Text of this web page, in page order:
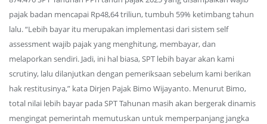
pajak badan mencapai Rp48,64 triliun, tumbuh 59% ketimbang tahun
lalu. “Lebih bayar itu merupakan implementasi dari sistem self
assessment wajib pajak yang menghitung, membayar, dan
melaporkan sendiri. Jadi, ini hal biasa, SPT lebih bayar akan kami
scrutiny, lalu dilanjutkan dengan pemeriksaan sebelum kami berikan
hak restitusinya,” kata Dirjen Pajak Bimo Wijayanto. Menurut Bimo,
total nilai lebih bayar pada SPT Tahunan masih akan bergerak dinamis
mengingat pemerintah memutuskan untuk memperpanjang jangka